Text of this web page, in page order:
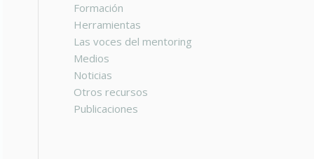
Formación
Herramientas
Las voces del mentoring
Medios
Noticias
Otros recursos
Publicaciones